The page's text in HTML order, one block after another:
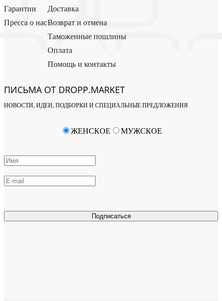
Гарантии
Пресса о нас
Доставка
Возврат и отмена
Таможенные пошлины
Оплата
Помощь и контакты
ПИСЬМА ОТ DROPP.MARKET
НОВОСТИ, ИДЕИ, ПОДБОРКИ И СПЕЦИАЛЬНЫЕ ПРЕДЛОЖЕНИЯ
Подписаться
ЖЕНСКОЕ МУЖСКОЕ